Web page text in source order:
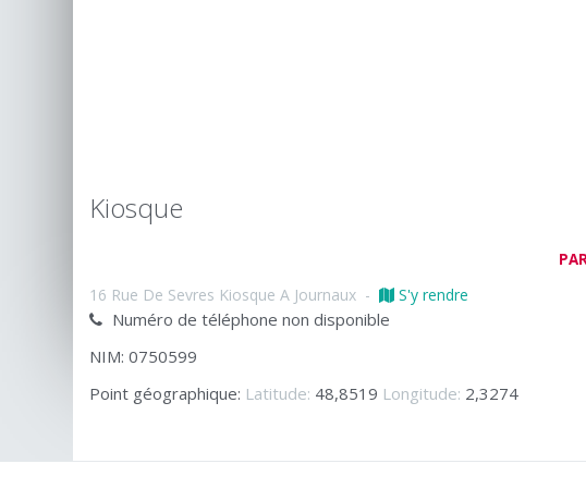
Kiosque
16 Rue De Sevres Kiosque A Journaux - S'y rendre
Numéro de téléphone non disponible
NIM: 0750599
Point géographique: Latitude: 48,8519 Longitude: 2,3274